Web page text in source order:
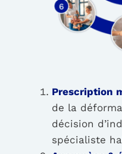
Prescription
de la
décision
spécialiste